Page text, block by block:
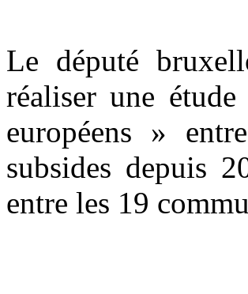
Le député
réaliser une
européens »
subsides depuis
entre les 19